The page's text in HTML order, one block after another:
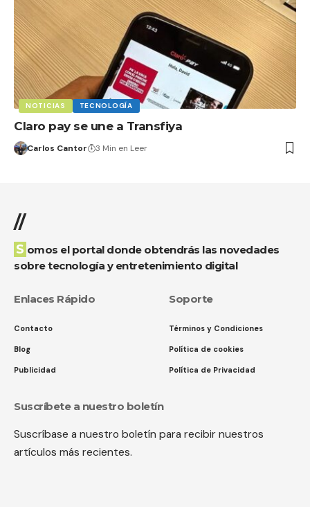
NOTICIAS TECNOLOGÍA
Claro pay se une a Transfiya
Carlos Cantor 3 Min en Leer
//
Somos el portal donde obtendrás las novedades
sobre tecnología y entretenimiento digital
Enlaces Rápido
Contacto
Blog
Publicidad
Soporte
Términos y Condiciones
Política de cookies
Política de Privacidad
Suscríbete a nuestro boletín
Suscríbase a nuestro boletín para recibir nuestros
artículos más recientes.